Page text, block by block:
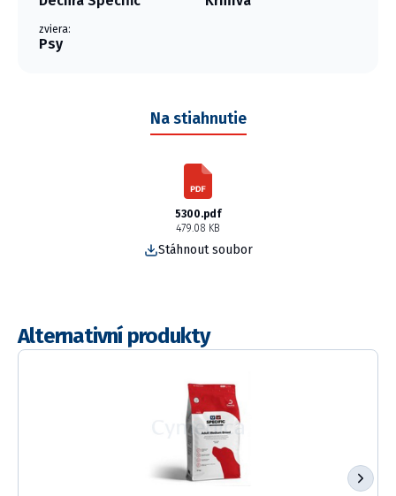
zviera:
Psy
Na stiahnutie
5300.pdf
479.08 KB
Stáhnout soubor
Alternativní produkty